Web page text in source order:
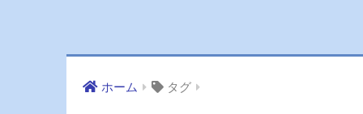
ホーム タグ